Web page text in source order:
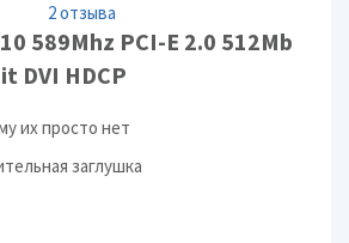
2 отзыва
589Mhz PCI-E 2.0 512Mb
DVI HDCP
их просто нет
заглушка